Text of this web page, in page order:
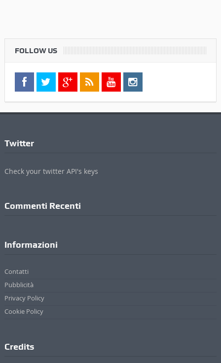
FOLLOW US
Twitter
Check your twitter API's keys
Commenti Recenti
Informazioni
Contatti
Pubblicità
Privacy Policy
Cookie Policy
Credits